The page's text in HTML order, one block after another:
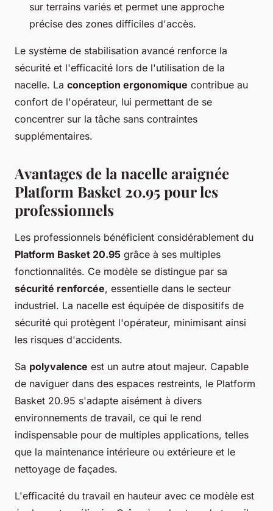
sur terrains variés et permet une approche
précise des zones difficiles d'accès.
Le système de stabilisation avancé renforce la
sécurité et l'efficacité lors de l'utilisation de la
nacelle. La conception ergonomique contribue au
confort de l'opérateur, lui permettant de se
concentrer sur la tâche sans contraintes
supplémentaires.
Avantages de la nacelle araignée
Platform Basket 20.95 pour les
professionnels
Les professionnels bénéficient considérablement du
Platform Basket 20.95 grâce à ses multiples
fonctionnalités. Ce modèle se distingue par sa
sécurité renforcée, essentielle dans le secteur
industriel. La nacelle est équipée de dispositifs de
sécurité qui protègent l'opérateur, minimisant ainsi
les risques d'accidents.
Sa polyvalence est un autre atout majeur. Capable
de naviguer dans des espaces restreints, le Platform
Basket 20.95 s'adapte aisément à divers
environnements de travail, ce qui le rend
indispensable pour de multiples applications, telles
que la maintenance intérieure ou extérieure et le
nettoyage de façades.
L'efficacité du travail en hauteur avec ce modèle est